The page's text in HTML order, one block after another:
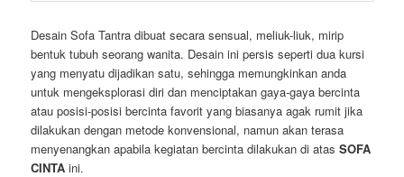
Desain Sofa Tantra dibuat secara sensual, meliuk-liuk, mirip
bentuk tubuh seorang wanita. Desain ini persis seperti dua kursi
yang menyatu dijadikan satu, sehingga memungkinkan anda
untuk mengeksplorasi diri dan menciptakan gaya-gaya bercinta
atau posisi-posisi bercinta favorit yang biasanya agak rumit jika
dilakukan dengan metode konvensional, namun akan terasa
menyenangkan apabila kegiatan bercinta dilakukan di atasSOFA
CINTA ini.